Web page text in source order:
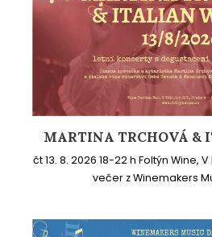
MARTINA TRCHOVÁ &
čt 13. 8. 2026 18-22 h Foltýn Wine,
večer z Winemakers